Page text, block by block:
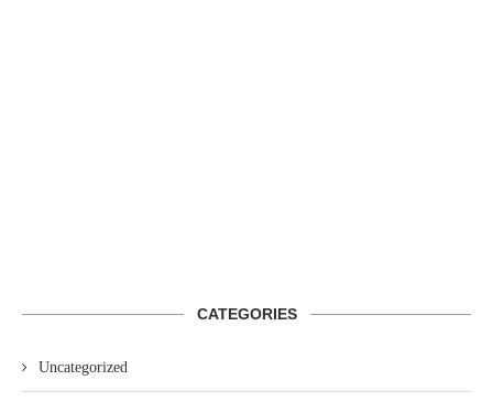
CATEGORIES
Uncategorized